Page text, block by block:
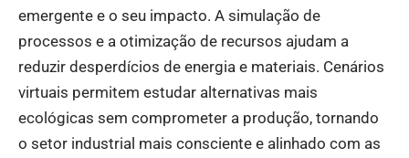
emergente e o seu impacto. A simulação de
processos e a otimização de recursos ajudam a
reduzir desperdícios de energia e materiais. Cenários
virtuais permitem estudar alternativas mais
ecológicas sem comprometer a produção, tornando
o setor industrial mais consciente e alinhado com as